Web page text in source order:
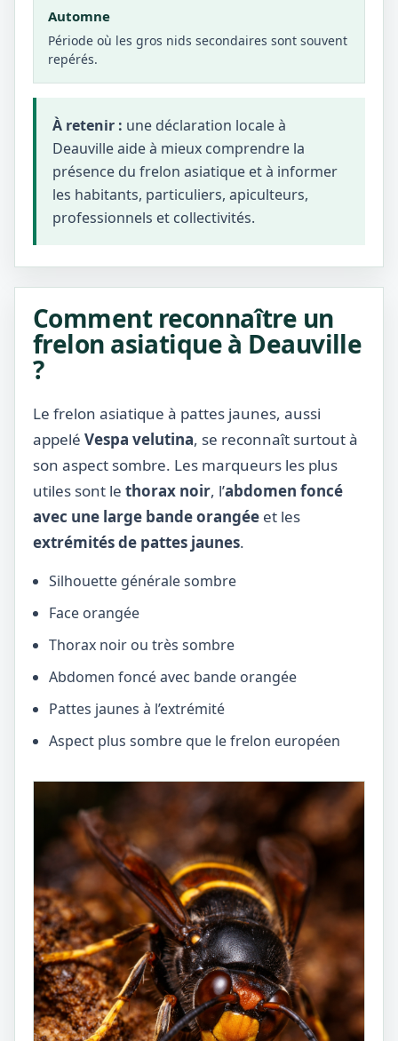
Automne
Période où les gros nids secondaires sont souvent
repérés.
À retenir : une déclaration locale à
Deauville aide à mieux comprendre la
présence du frelon asiatique et à informer
les habitants, particuliers, apiculteurs,
professionnels et collectivités.
Comment reconnaître un
frelon asiatique à Deauville
?
Le frelon asiatique à pattes jaunes, aussi
appelé Vespa velutina, se reconnaît surtout à
son aspect sombre. Les marqueurs les plus
utiles sont le thorax noir, l’abdomen foncé
avec une large bande orangée et les
extrémités de pattes jaunes.
Silhouette générale sombre
Face orangée
Thorax noir ou très sombre
Abdomen foncé avec bande orangée
Pattes jaunes à l’extrémité
Aspect plus sombre que le frelon européen